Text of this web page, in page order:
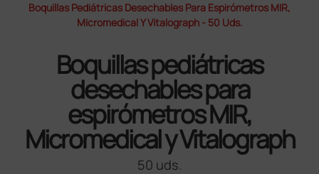
Boquillas Pediátricas Desechables Para Espirómetros MIR,
Micromedical Y Vitalograph - 50 Uds.
Boquillas pediátricas
desechables para
espirómetros MIR,
Micromedical y Vitalograph
50 uds.